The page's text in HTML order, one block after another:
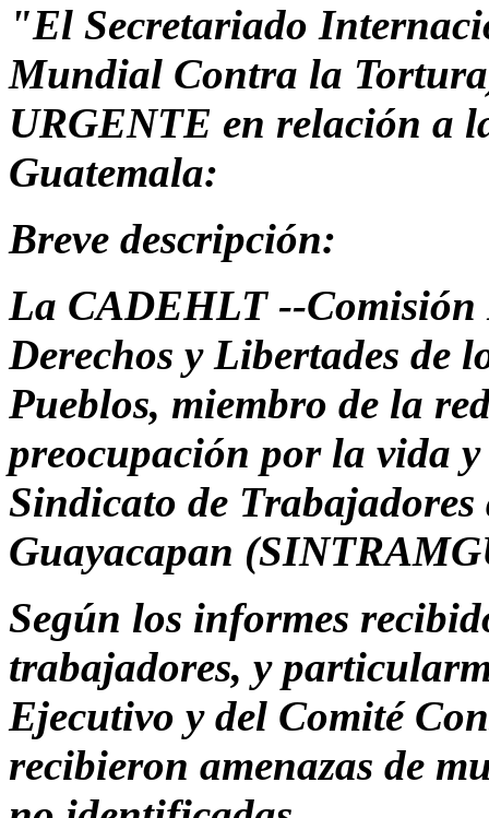
"El Secretariado
Mundial Contra la
URGENTE en relación a
Guatemala:
Breve descripción:
La CADEHLT --
Derechos y Libertades de
Pueblos, miembro de la
preocupación por la vida
Sindicato de
Guayacapan
Según los informes
trabajadores, y
Ejecutivo y del Comité
recibieron amenazas de